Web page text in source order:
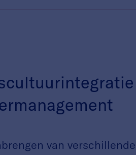
van verschillende